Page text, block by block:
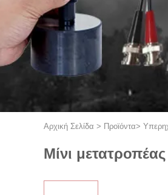
Αρχική Σελίδα > Προϊόντα>
Μίνι